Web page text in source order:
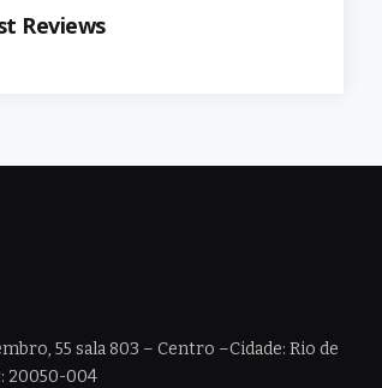
Reviews
55 sala 803 – Centro –Cidade: Rio de
20050-004